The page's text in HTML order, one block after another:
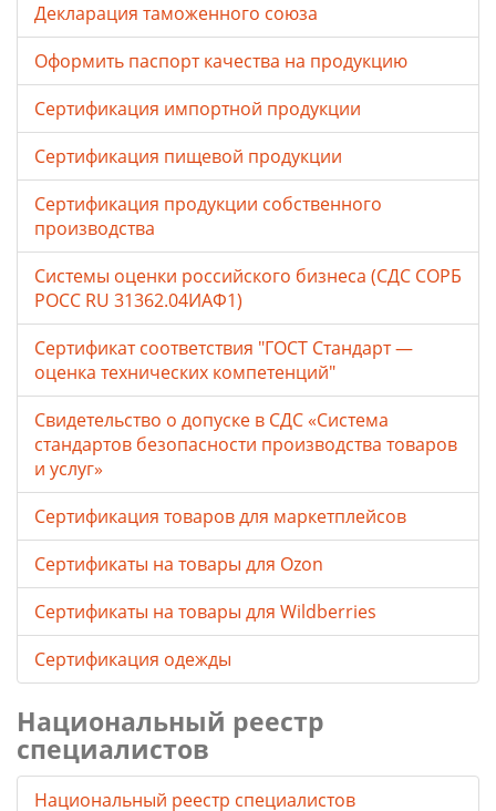
Декларация таможенного союза
Оформить паспорт качества на продукцию
Сертификация импортной продукции
Сертификация пищевой продукции
Сертификация продукции собственного
производства
Системы оценки российского бизнеса (СДС СОРБ
РОСС RU 31362.04ИАФ1)
Сертификат соответствия "ГОСТ Стандарт —
оценка технических компетенций"
Свидетельство о допуске в СДС «Система
стандартов безопасности производства товаров
и услуг»
Сертификация товаров для маркетплейсов
Cертификаты на товары для Ozon
Cертификаты на товары для Wildberries
Сертификация одежды
Национальный реестр
специалистов
Национальный реестр специалистов